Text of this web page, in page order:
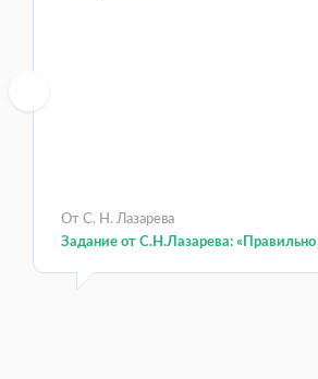
От С. Н. Лазарева
Задание от С.Н.Лазарева: «Правильно